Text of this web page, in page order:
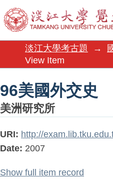
96美國外交史
淡江大學考古題 →
View Item
96美國外交史
美洲研究所
URI: http://
Date: 2007
Show full item record